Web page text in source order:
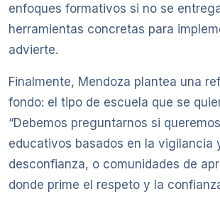
enfoques formativos si no se
herramientas concretas para
advierte.
Finalmente, Mendoza plantea una
fondo: el tipo de escuela que se
“Debemos preguntarnos si
educativos basados en la vigilancia
desconfianza, o comunidades de
donde prime el respeto y la